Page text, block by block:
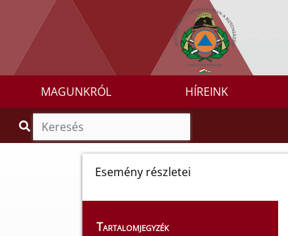
MAGUNKRÓL HÍREINK
Esemény részletei
Tartalomjegyzék